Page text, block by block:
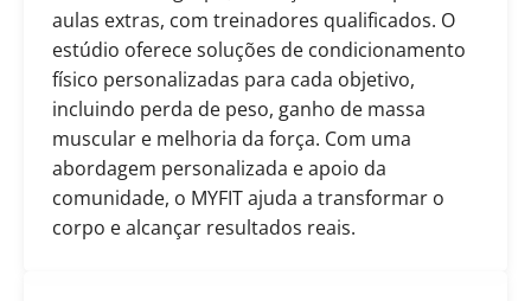
aulas extras, com treinadores qualificados. O
estúdio oferece soluções de condicionamento
físico personalizadas para cada objetivo,
incluindo perda de peso, ganho de massa
muscular e melhoria da força. Com uma
abordagem personalizada e apoio da
comunidade, o MYFIT ajuda a transformar o
corpo e alcançar resultados reais.